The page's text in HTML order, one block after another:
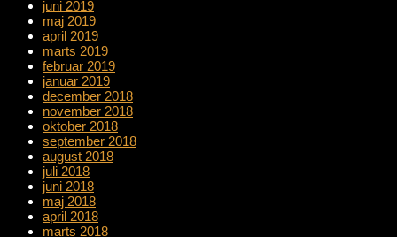
juni 2019
maj 2019
april 2019
marts 2019
februar 2019
januar 2019
december 2018
november 2018
oktober 2018
september 2018
august 2018
juli 2018
juni 2018
maj 2018
april 2018
marts 2018